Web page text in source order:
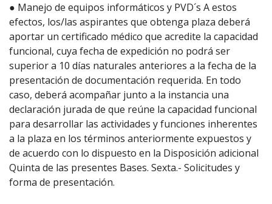
● Manejo de equipos informáticos y PVD´s A estos
efectos, los/las aspirantes que obtenga plaza deberá
aportar un certificado médico que acredite la capacidad
funcional, cuya fecha de expedición no podrá ser
superior a 10 días naturales anteriores a la fecha de la
presentación de documentación requerida. En todo
caso, deberá acompañar junto a la instancia una
declaración jurada de que reúne la capacidad funcional
para desarrollar las actividades y funciones inherentes
a la plaza en los términos anteriormente expuestos y
de acuerdo con lo dispuesto en la Disposición adicional
Quinta de las presentes Bases. Sexta.- Solicitudes y
forma de presentación.